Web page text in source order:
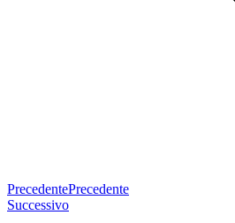
PrecedentePrecedente
Successivo